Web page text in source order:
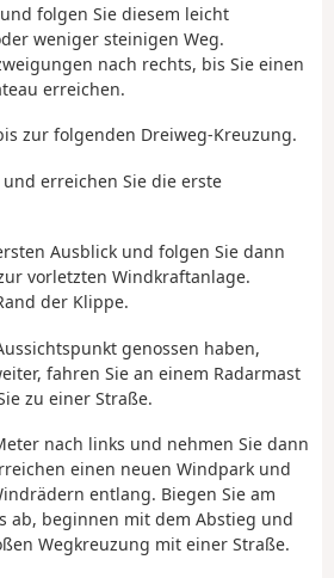
folgen Sie diesem leicht
weniger steinigen Weg.
nach rechts, bis Sie einen
erreichen.
zur folgenden Dreiweg-Kreuzung.
erreichen Sie die erste
Ausblick und folgen Sie dann
vorletzten Windkraftanlage.
der Klippe.
genossen haben,
fahren Sie an einem Radarmast
zu einer Straße.
nach links und nehmen Sie dann
einen neuen Windpark und
entlang. Biegen Sie am
ab, beginnen mit dem Abstieg und
Wegkreuzung mit einer Straße.